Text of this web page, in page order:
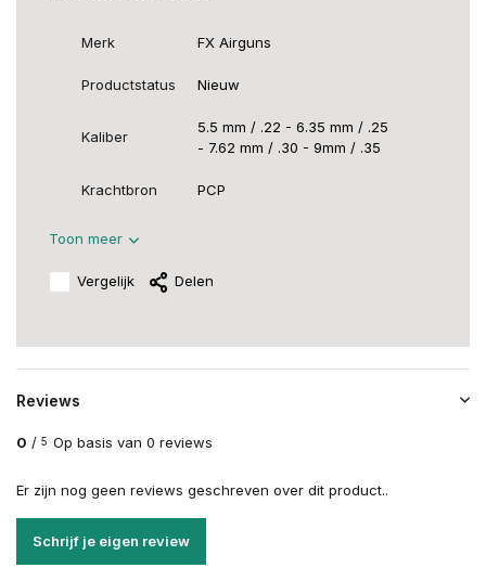
Merk FX Airguns
Productstatus Nieuw
Kaliber
5.5 mm / .22 - 6.35 mm / .25
- 7.62 mm / .30 - 9mm / .35
Krachtbron PCP
Toon meer
Vergelijk Delen
Reviews
0 / 5 Op basis van 0 reviews
Er zijn nog geen reviews geschreven over dit product..
Schrijf je eigen review